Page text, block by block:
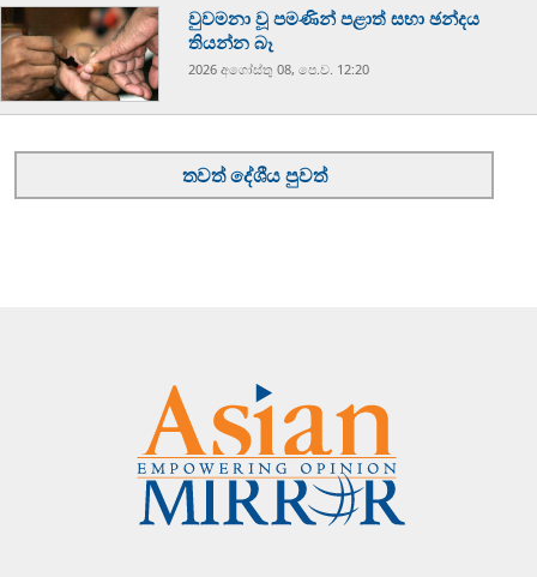
වුවමනා වූ පමණින් පළාත් සභා ඡන්දය
තියන්න බෑ
2026 අගෝස්‍තු 08, පෙ.ව. 12:20
තවත් දේශීය පුවත්